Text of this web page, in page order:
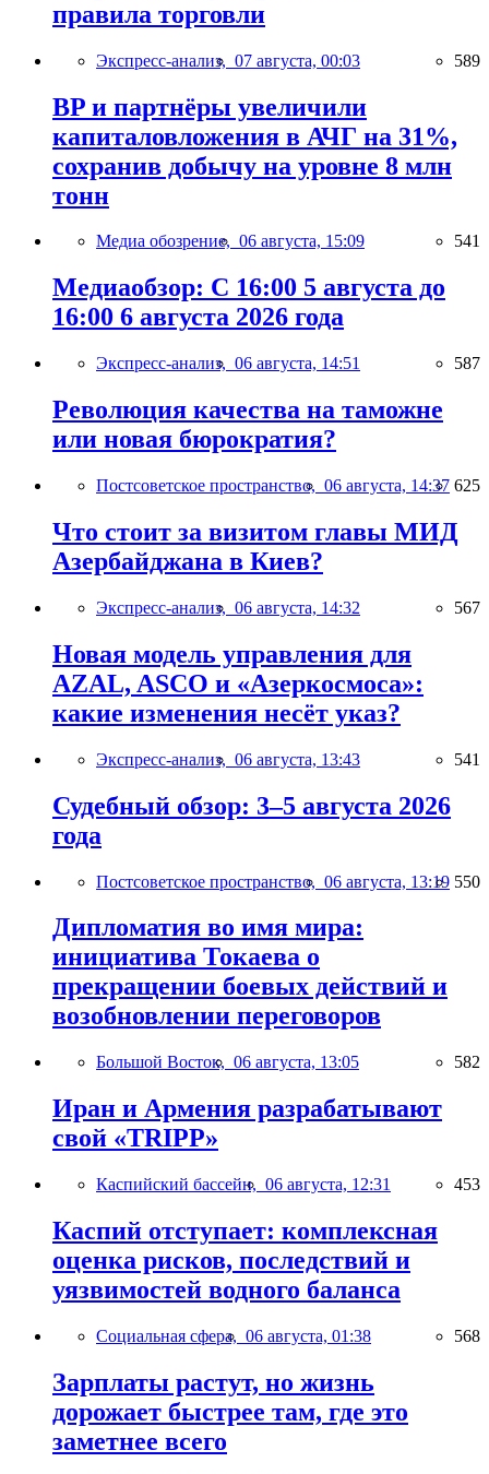
правила торговли
Экспресс-анализ, 07 августа, 00:03 589
BP и партнёры увеличили
капиталовложения в АЧГ на 31%,
сохранив добычу на уровне 8 млн
тонн
Медиа обозрение, 06 августа, 15:09 541
Медиаобзор: С 16:00 5 августа до
16:00 6 августа 2026 года
Экспресс-анализ, 06 августа, 14:51 587
Революция качества на таможне
или новая бюрократия?
Постсоветское пространство, 06 августа, 14:37 625
Что стоит за визитом главы МИД
Азербайджана в Киев?
Экспресс-анализ, 06 августа, 14:32 567
Новая модель управления для
AZAL, ASCO и «Азеркосмоса»:
какие изменения несёт указ?
Экспресс-анализ, 06 августа, 13:43 541
Судебный обзор: 3–5 августа 2026
года
Постсоветское пространство, 06 августа, 13:19 550
Дипломатия во имя мира:
инициатива Токаева о
прекращении боевых действий и
возобновлении переговоров
Большой Восток, 06 августа, 13:05 582
Иран и Армения разрабатывают
свой «TRIPP»
Каспийский бассейн, 06 августа, 12:31 453
Каспий отступает: комплексная
оценка рисков, последствий и
уязвимостей водного баланса
Социальная сфера, 06 августа, 01:38 568
Зарплаты растут, но жизнь
дорожает быстрее там, где это
заметнее всего